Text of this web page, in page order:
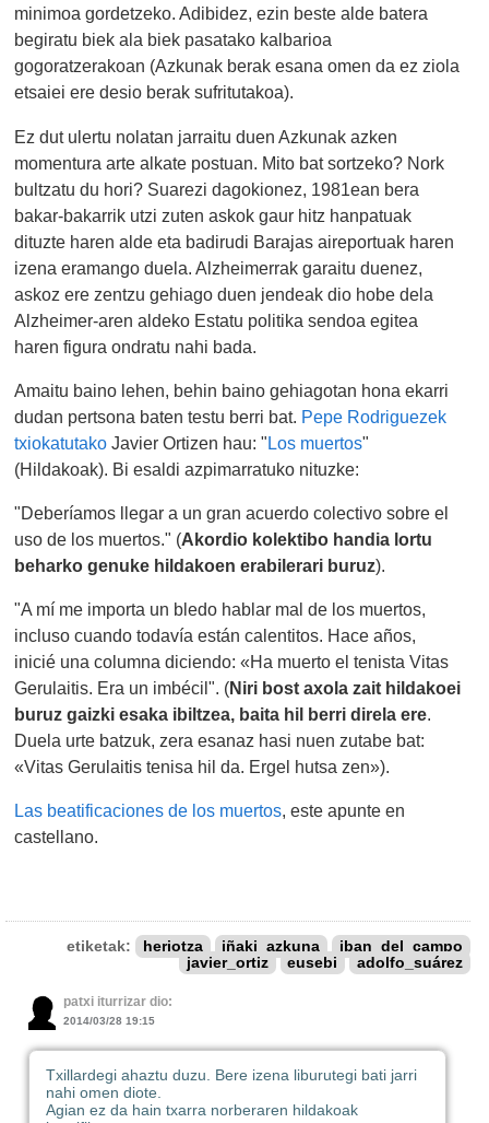
minimoa gordetzeko. Adibidez, ezin beste alde batera
begiratu biek ala biek pasatako kalbarioa
gogoratzerakoan (Azkunak berak esana omen da ez ziola
etsaiei ere desio berak sufritutakoa).
Ez dut ulertu nolatan jarraitu duen Azkunak azken
momentura arte alkate postuan. Mito bat sortzeko? Nork
bultzatu du hori? Suarezi dagokionez, 1981ean bera
bakar-bakarrik utzi zuten askok gaur hitz hanpatuak
dituzte haren alde eta badirudi Barajas aireportuak haren
izena eramango duela. Alzheimerrak garaitu duenez,
askoz ere zentzu gehiago duen jendeak dio hobe dela
Alzheimer-aren aldeko Estatu politika sendoa egitea
haren figura ondratu nahi bada.
Amaitu baino lehen, behin baino gehiagotan hona ekarri
dudan pertsona baten testu berri bat. Pepe Rodriguezek
txiokatutako Javier Ortizen hau: "Los muertos"
(Hildakoak). Bi esaldi azpimarratuko nituzke:
"Deberíamos llegar a un gran acuerdo colectivo sobre el
uso de los muertos." (Akordio kolektibo handia lortu
beharko genuke hildakoen erabilerari buruz).
"A mí me importa un bledo hablar mal de los muertos,
incluso cuando todavía están calentitos. Hace años,
inicié una columna diciendo: «Ha muerto el tenista Vitas
Gerulaitis. Era un imbécil". (Niri bost axola zait hildakoei
buruz gaizki esaka ibiltzea, baita hil berri direla ere.
Duela urte batzuk, zera esanaz hasi nuen zutabe bat:
«Vitas Gerulaitis tenisa hil da. Ergel hutsa zen»).
Las beatificaciones de los muertos, este apunte en
castellano.
etiketak: heriotza iñaki_azkuna
iban_del_campo
javier_ortiz
eusebi adolfo_suárez
patxi iturrizar dio:
2014/03/28 19:15
Txillardegi ahaztu duzu. Bere izena liburutegi bati jarri
nahi omen diote.
Agian ez da hain txarra norberaren hildakoak